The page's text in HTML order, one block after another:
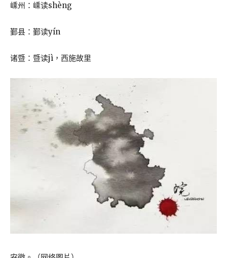
嵊州：嵊读shèng
鄞县：鄞读yín
诸暨：暨读jì，西施故里